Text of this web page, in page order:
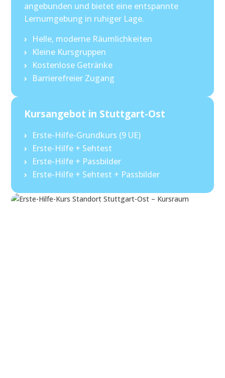
angebunden und bietet eine entspannte
Lernumgebung in ruhiger Lage.
Helle, moderne Räumlichkeiten
Kleine Kursgruppen
Kostenlose Getränke
Barrierefreier Zugang
Kursangebot in Stuttgart-Ost
Erste-Hilfe-Grundkurs (9 UE)
Erste-Hilfe + Sehtest
Erste-Hilfe + Passbilder
Erste-Hilfe + Sehtest + Passbilder